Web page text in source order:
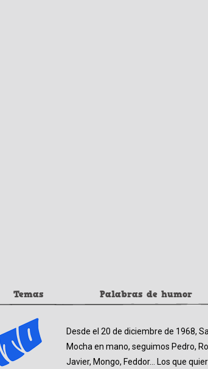
Temas Palabras de humor
Desde el 20 de diciembre de 1968,
Mocha en mano, seguimos Pedro,
Javier, Mongo, Feddor… Los que